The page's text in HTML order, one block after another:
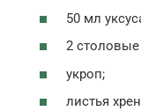
50 мл
2
укроп;
листья